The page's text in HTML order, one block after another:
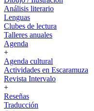
Análisis literario
Lenguas
Clubes de lectura
Talleres anuales
Agenda
+
Agenda cultural
Actividades en Escaramuza
Revista Intervalo
+
Reseñas
Traducción